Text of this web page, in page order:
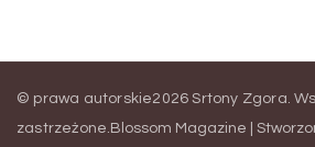
© prawa autorskie2026Srtony Zgora.
zastrzeżone. Blossom Magazine |